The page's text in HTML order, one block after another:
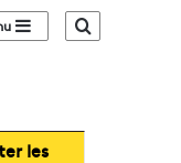
Sidebar (barre
les